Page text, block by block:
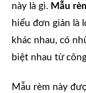
này là gì. Mẫu
hiểu đơn giản là
khác nhau, có
biệt nhau từ
Mẫu rèm này